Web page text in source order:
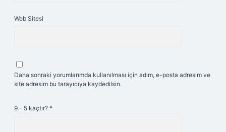
Web Sitesi
Daha sonraki yorumlarımda kullanılması için adım, e-posta adresim ve
site adresim bu tarayıcıya kaydedilsin.
9 - 5 kaçtır? *